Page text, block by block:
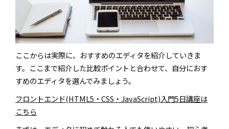
ここからは実際に、おすすめのエディタを紹介していきま
す。ここまで紹介した比較ポイントと合わせて、自分におす
すめのエディタを選んでみましょう。
フロントエンド(HTML5・CSS・JavaScript)入門5日講座は
こちら